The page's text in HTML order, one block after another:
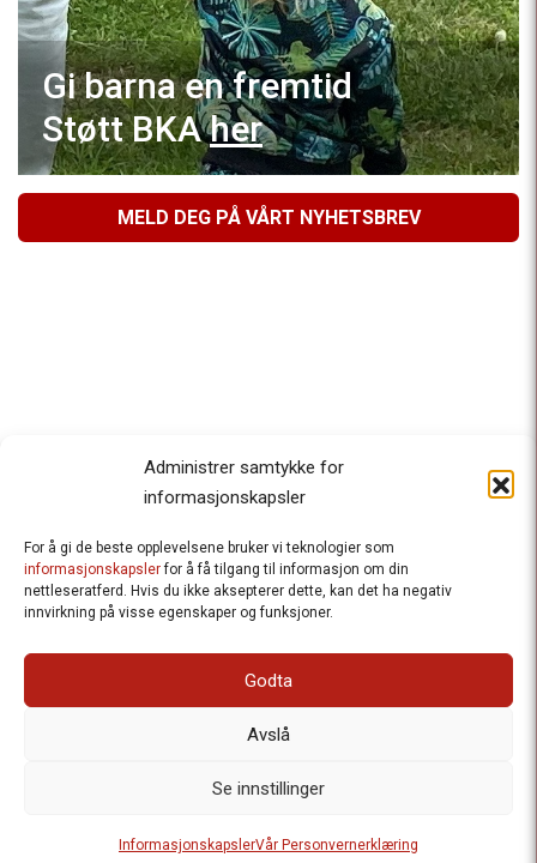
Administrer samtykke for
informasjonskapsler
For å gi de beste opplevelsene bruker vi teknologier som
informasjonskapslerfor å få tilgang til informasjon om din
nettleseratferd. Hvis du ikke aksepterer dette, kan det ha negativ
innvirkning på visse egenskaper og funksjoner.
Godta
Avslå
Se innstillinger
InformasjonskapslerVår Personvernerklæring
Gi barna en fremtid
Støtt BKAher
MELD DEG PÅ VÅRT NYHETSBREV
Besteforeldrenes klimaaksjon
Ansvarlig redaktør
: Halfdan Wiik |
: Postboks 1231 Vika, 0110 Oslo.
Organisasjonsnummer
Merete Bertheau